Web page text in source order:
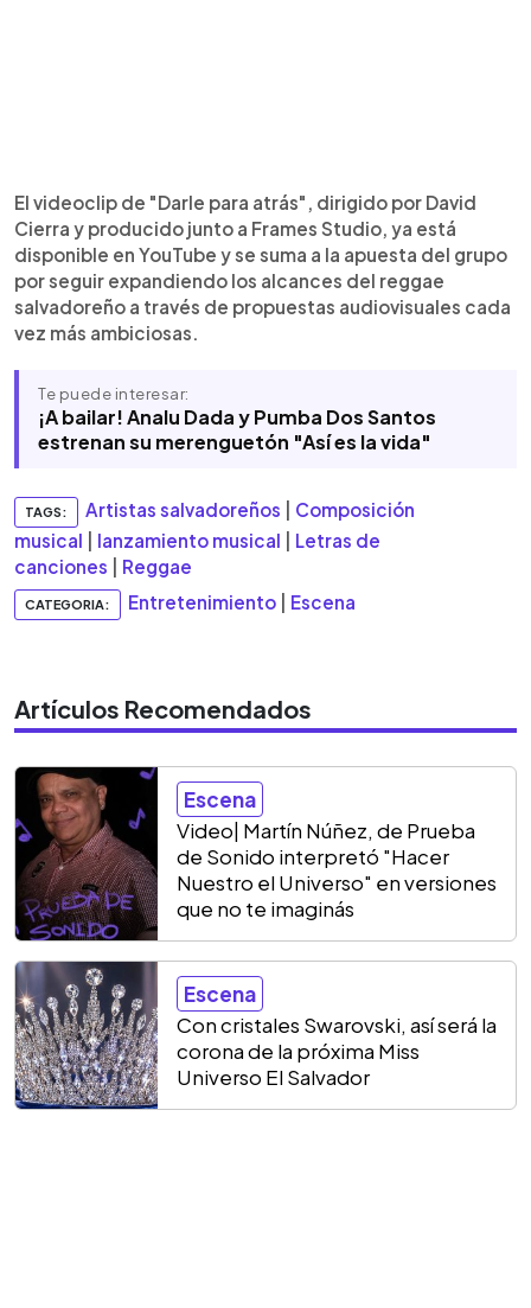
El videoclip de "Darle para atrás", dirigido por David
Cierra y producido junto a Frames Studio, ya está
disponible en YouTube y se suma a la apuesta del grupo
por seguir expandiendo los alcances del reggae
salvadoreño a través de propuestas audiovisuales cada
vez más ambiciosas.
Te puede interesar:
¡A bailar! Analu Dada y Pumba Dos Santos
estrenan su merenguetón "Así es la vida"
TAGS: Artistas salvadoreños
Composición
musical
lanzamiento musical
Letras de
canciones
Reggae
CATEGORIA: Entretenimiento Escena
Artículos Recomendados
Escena
Video| Martín Núñez, de Prueba
de Sonido interpretó "Hacer
Nuestro el Universo" en versiones
que no te imaginás
Escena
Con cristales Swarovski, así será la
corona de la próxima Miss
Universo El Salvador